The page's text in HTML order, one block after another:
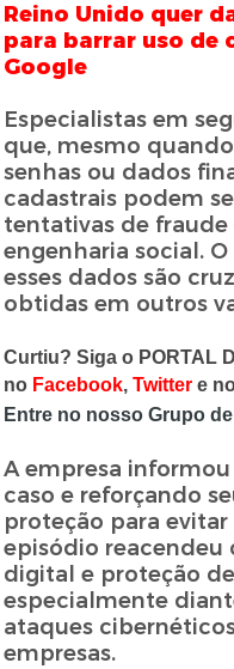
Reino Unido quer
para barrar uso de
Google
Especialistas em
que, mesmo
senhas ou dados
cadastrais podem
tentativas de fraude
engenharia social.
esses dados são
obtidas em outros
Curtiu? Siga o PORTAL
no Facebook,Twitter e
Entre no nosso Grupo
A empresa
caso e reforçando
proteção para
episódio reacendeu
digital e proteção
especialmente
ataques
empresas.